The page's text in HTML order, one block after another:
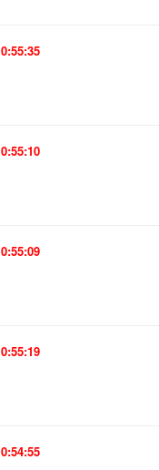
0:55:35
0:55:10
0:55:09
0:55:19
0:54:55